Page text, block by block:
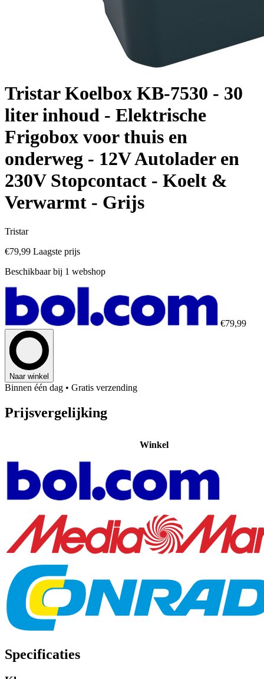
Tristar Koelbox KB-7530 - 30
liter inhoud - Elektrische
Frigobox voor thuis en
onderweg - 12V Autolader en
230V Stopcontact - Koelt &
Verwarmt - Grijs
Tristar
€79,99 Laagste prijs
Beschikbaar bij 1 webshop
€79,99
Naar winkel
Binnen één dag • Gratis verzending
Prijsvergelijking
Winkel
Specificaties